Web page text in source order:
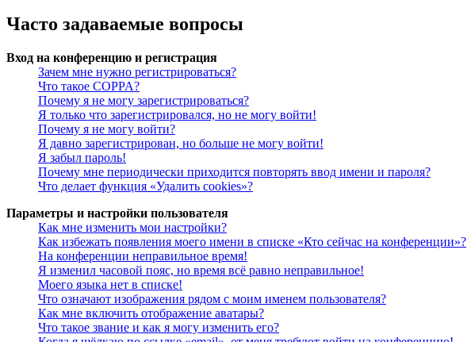
Часто задаваемые вопросы
Вход на конференцию и регистрация
Зачем мне нужно регистрироваться?
Что такое COPPA?
Почему я не могу зарегистрироваться?
Я только что зарегистрировался, но не могу войти!
Почему я не могу войти?
Я давно зарегистрирован, но больше не могу войти!
Я забыл пароль!
Почему мне периодически приходится повторять ввод имени и пароля?
Что делает функция «Удалить cookies»?
Параметры и настройки пользователя
Как мне изменить мои настройки?
Как избежать появления моего имени в списке «Кто сейчас на конференции»?
На конференции неправильное время!
Я изменил часовой пояс, но время всё равно неправильное!
Моего языка нет в списке!
Что означают изображения рядом с моим именем пользователя?
Как мне включить отображение аватары?
Что такое звание и как я могу изменить его?